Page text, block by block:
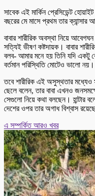
সাবেক এই মার্কিন প্রেসিডেন্ট
বছরের মে মাসে প্রথম তার
বাবার শারীরিক অবস্থা নিয়ে
সত্যিই ভীষণ কষ্টদায়ক। বাবার
বলব- আমার মনে হয় তিনি যদি একটু
বর্তমান পরিস্থিতি মোটেও ভালো নয়।
তবে শারীরিক এই অসুস্থতার মধ্যেও
ছেলে বলেন, তার বাবা এখনও
সেগুলো নিয়ে কথা বলছেন। হান্টার
দেশের ওপর তার অগাধ বিশ্বাস
এ সম্পর্কিত আরও খবর